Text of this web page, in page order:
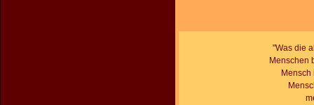
"Was die
Menschen